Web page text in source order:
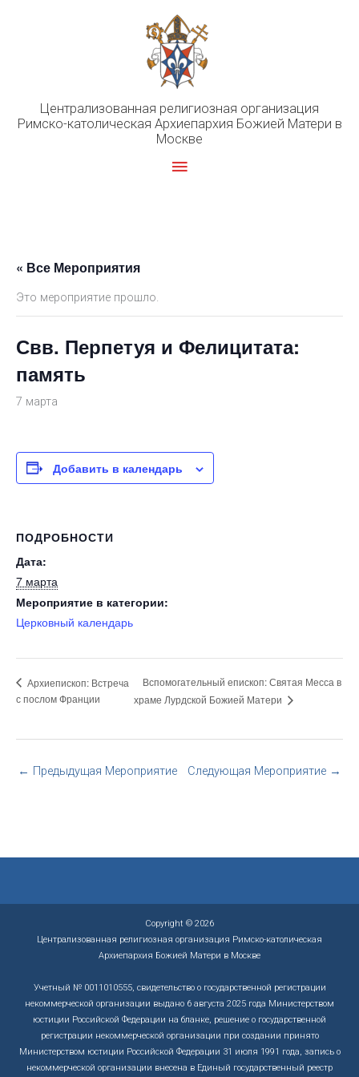
Централизованная религиозная организация
Римско-католическая Архиепархия Божией Матери в
Москве
Главное
« Все Мероприятия
Это мероприятие прошло.
Свв. Перпетуя и Фелицитата:
память
7 марта
Добавить в календарь
ПОДРОБНОСТИ
Дата:
7 марта
Мероприятие в категории:
Церковный календарь
Архиепископ: Встреча
с послом Франции
Вспомогательный епископ: Святая Месса в
храме Лурдской Божией Матери
← Предыдущая Мероприятие Следующая Мероприятие →
Copyright © 2026
Централизованная религиозная организация Римско-католическая
Архиепархия Божией Матери в Москве
Учетный № 0011010555, свидетельство о государственной регистрации
некоммерческой организации выдано 6 августа 2025 года Министерством
юстиции Российской Федерации на бланке, решение о государственной
регистрации некоммерческой организации при создании принято
Министерством юстиции Российской Федерации 31 июля 1991 года, запись о
некоммерческой организации внесена в Единый государственный реестр